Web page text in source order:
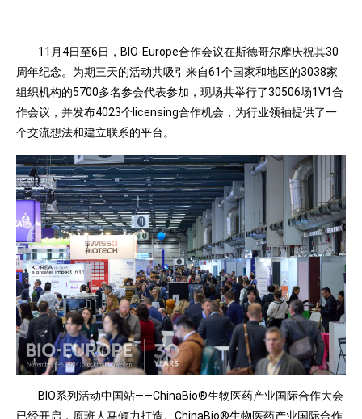
11月4日至6日，BIO-Europe合作会议在斯德哥尔摩庆祝其30
周年纪念。为期三天的活动共吸引来自61个国家和地区的3038家
组织机构的5700多名参会代表参加，现场共举行了30506场1V1合
作会议，并发布4023个licensing合作机会，为行业领袖提供了一
个交流想法和建立联系的平台。
BIO系列活动中国站——ChinaBio®生物医药产业国际合作大会
已经开启，原班人马倾力打造。ChinaBio®生物医药产业国际合作